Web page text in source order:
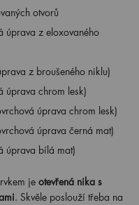
otvorů
úprava z eloxovaného
z broušeného niklu)
úprava chrom lesk)
úprava chrom lesk)
úprava černá mat)
úprava bílá mat)
je otevřená nika s
. Skvěle poslouží třeba na